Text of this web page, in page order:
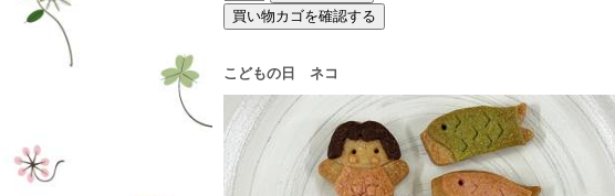
こどもの日 ネコ